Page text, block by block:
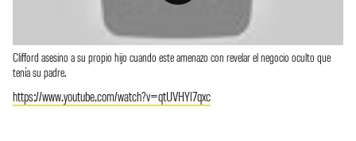
Clifford asesino a su propio hijo cuando este amenazo con revelar el negocio oculto que
tenía su padre.
https://www.youtube.com/watch?v=qtUVHYl7qxc